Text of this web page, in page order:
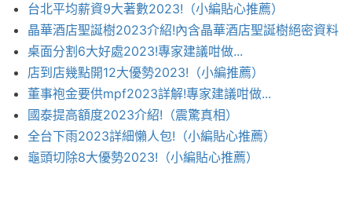
台北平均薪資9大著數2023!（小編貼心推薦）
晶華酒店聖誕樹2023介紹!內含晶華酒店聖誕樹絕密資料
桌面分割6大好處2023!專家建議咁做...
店到店幾點開12大優勢2023!（小編推薦）
董事袍金要供mpf2023詳解!專家建議咁做...
國泰提高額度2023介紹!（震驚真相）
全台下雨2023詳細懶人包!（小編貼心推薦）
龜頭切除8大優勢2023!（小編貼心推薦）